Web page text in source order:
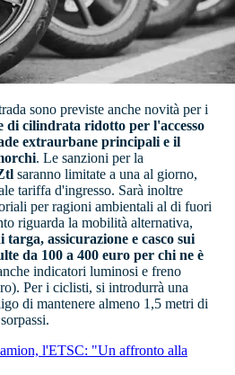
sono previste anche novità per i
di cilindrata ridotto per l'accesso
extraurbane principali e il
. Le sanzioni per la
saranno limitate a una al giorno,
tariffa d'ingresso. Sarà inoltre
per ragioni ambientali al di fuori
riguarda la mobilità alternativa,
assicurazione e casco sui
da 100 a 400 euro per chi ne è
indicatori luminosi e freno
Per i ciclisti, si introdurrà una
di mantenere almeno 1,5 metri di
l'ETSC: "Un affronto alla